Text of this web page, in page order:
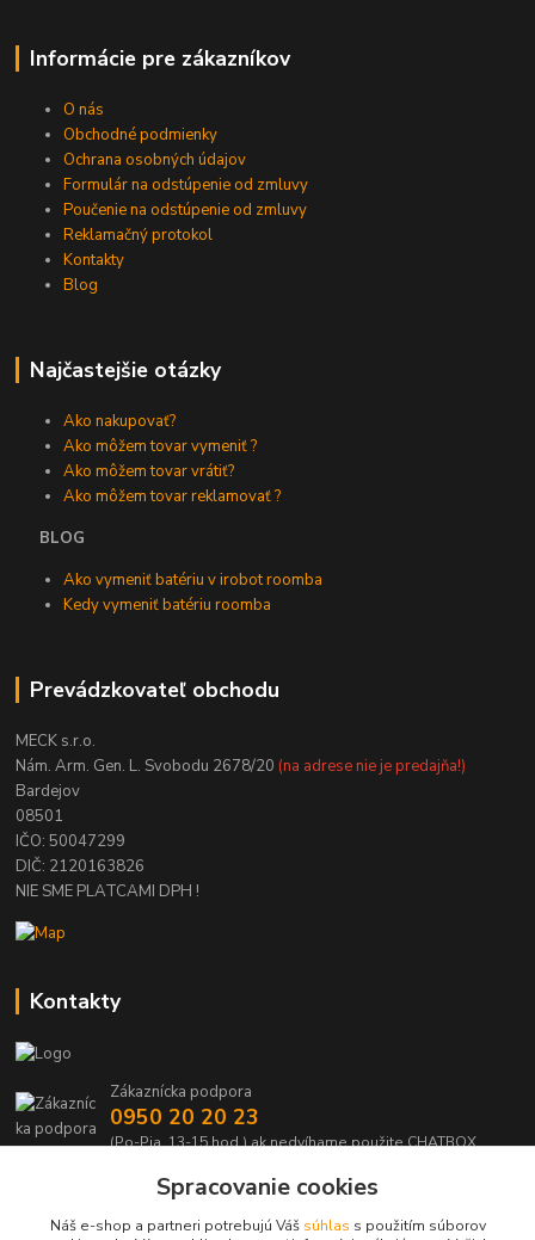
Informácie pre zákazníkov
O nás
Obchodné podmienky
Ochrana osobných údajov
Formulár na odstúpenie od zmluvy
Poučenie na odstúpenie od zmluvy
Reklamačný protokol
Kontakty
Blog
Najčastejšie otázky
Ako nakupovať?
Ako môžem tovar vymeniť ?
Ako môžem tovar vrátiť?
Ako môžem tovar reklamovať ?
BLOG
Ako vymeniť batériu v irobot roomba
Kedy vymeniť batériu roomba
Prevádzkovateľ obchodu
MECK s.r.o.
Nám. Arm. Gen. L. Svobodu 2678/20 (na adrese nie je predajňa!)
Bardejov
08501
IČO: 50047299
DIČ: 2120163826
NIE SME PLATCAMI DPH !
Kontakty
Zákaznícka podpora
0950 20 20 23
(Po-Pia, 13-15 hod.) ak nedvíhame použite CHATBOX
info@kabelmanie.skSpracovanie cookies
Náš e-shop a partneri potrebujú Váš súhlas s použitím súborov